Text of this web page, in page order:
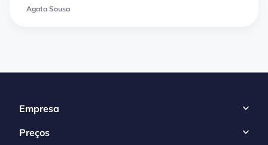
Agata Sousa
Empresa
Preços